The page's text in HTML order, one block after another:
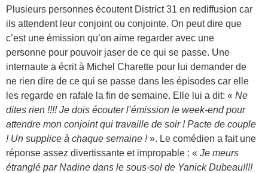
Plusieurs personnes écoutent District 31 en rediffusion car
ils attendent leur conjoint ou conjointe. On peut dire que
c’est une émission qu’on aime regarder avec une
personne pour pouvoir jaser de ce qui se passe. Une
internaute a écrit à Michel Charette pour lui demander de
ne rien dire de ce qui se passe dans les épisodes car elle
les regarde en rafale la fin de semaine. Elle lui a dit: « Ne
dites rien !!!! Je dois écouter l’émission le week-end pour
attendre mon conjoint qui travaille de soir ! Pacte de couple
! Un supplice à chaque semaine !». Le comédien a fait une
réponse assez divertissante et impropable : « Je meurs
étranglé par Nadine dans le sous-sol de Yanick Dubeau!!!!